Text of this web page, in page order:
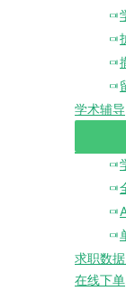
学术辅导
求职数
在线下单